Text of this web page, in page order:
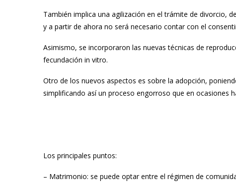
También implica una agilización en el trámite de divorcio,
y a partir de ahora no será necesario contar con el
Asimismo, se incorporaron las nuevas técnicas de
fecundación in vitro.
Otro de los nuevos aspectos es sobre la adopción,
simplificando así un proceso engorroso que en ocasiones
Los principales puntos:
– Matrimonio: se puede optar entre el régimen de